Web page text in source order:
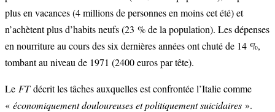
plus en vacances (4 millions de personnes en moins cet été) et
n’achètent plus d’habits neufs (23 % de la population). Les dépenses
en nourriture au cours des six dernières années ont chuté de 14 %,
tombant au niveau de 1971 (2400 euros par tête).
Le FTdécrit les tâches auxquelles est confrontée l’Italie comme
« économiquement douloureuses et politiquement suicidaires ».